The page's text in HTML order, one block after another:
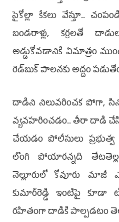
సైకోల్లా కేకలు వేస్తూ..
బండరాళ్లు, కర్రలతో
అడ్డుకోవడానికి ఏమాత్రం
రెడ్‌బుక్‌ పాలనకు అద్దం
దాడిని నిలువరించక పోగా,
వ్యవహరించడం.. తీరా దాడి
చేయడం పోలీసులు
లొంగి పోయారన్నది
నెల్లూరులో కోవూరు మాజీ
కుమార్‌రెడ్డి ఇంటిపై కూడా
రహితంగా దాడికి పాల్పడటం